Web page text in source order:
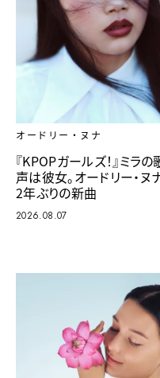
オードリー・ヌナ
『KPOPガールズ！』ミラの
声は彼女。オードリー・ヌ
2年ぶりの新曲
2026.08.07